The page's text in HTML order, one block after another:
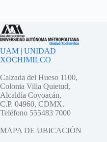
UAM | UNIDAD
XOCHIMILCO
Calzada del Hueso 1100,
Colonia Villa Quietud,
Alcaldía Coyoacán,
C.P. 04960, CDMX.
Teléfono 555483 7000
MAPA DE UBICACIÓN